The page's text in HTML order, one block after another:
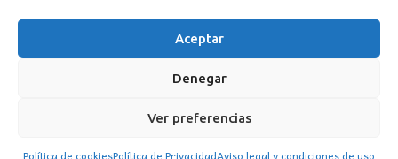
Aceptar
Denegar
Ver preferencias
Política de cookiesPolítica de PrivacidadAviso legal y condiciones de uso
WhatsApp
TikTok
Instagram
© 2016 . Todos los derechos reservados.